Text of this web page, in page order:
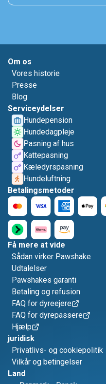
Om os
Vores historie
Presse
Blog
Serviceydelser
Hundepension
Hundedagpleje
Pasning af hus
Kattepasning
Kæledyrspasning
Hundeluftning
Betalingsmetoder
Få mere at vide
Sådan virker Pawshake
Udtalelser
Pawshakes garanti
Betaling og refusion
FAQ for dyreejere
FAQ for dyrepassere
Hjælp
juridisk
Privatlivs- og cookiepolitik
Vilkår og betingelser
Land